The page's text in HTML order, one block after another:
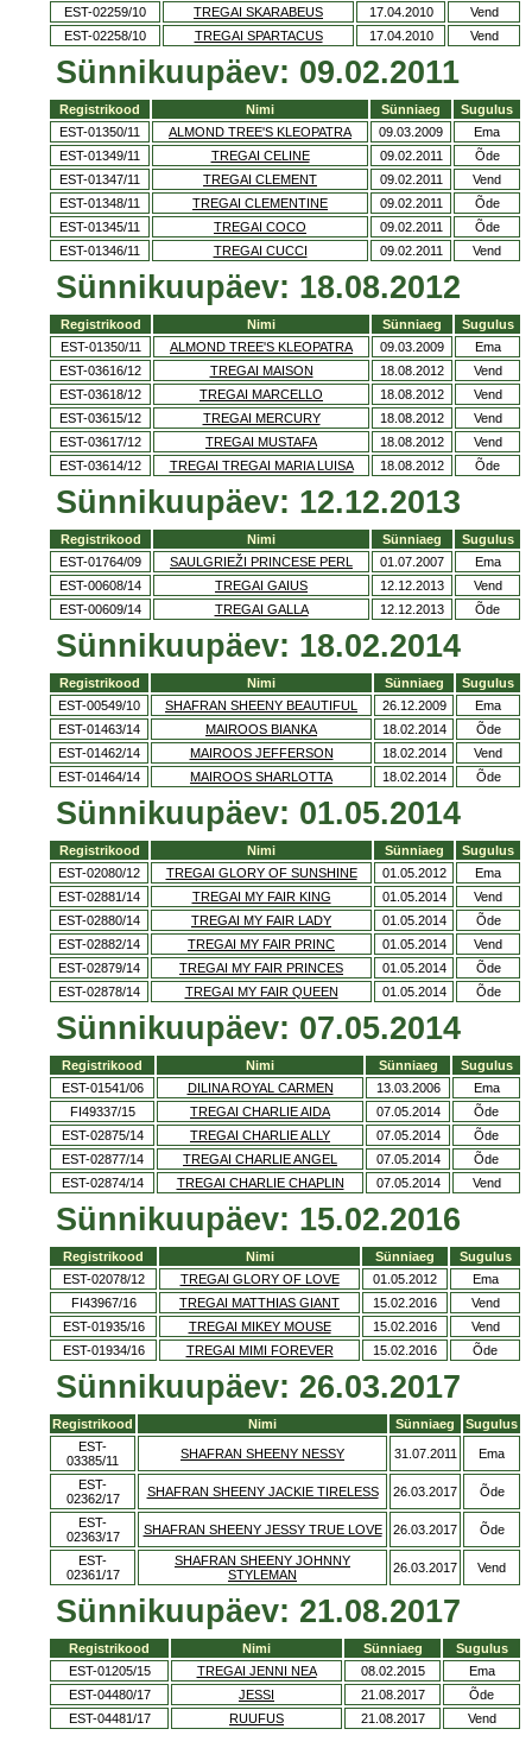
EST-02259/10
TREGAI SKARABEUS 17.04.2010
Vend
EST-02258/10
TREGAI SPARTACUS 17.04.2010 Vend
Sünnikuupäev: 09.02.2011
Registrikood Nimi Sünniaeg
Sugulus
EST-01350/11
ALMOND TREE'S KLEOPATRA 09.03.2009
Ema
EST-01349/11
TREGAI CELINE 09.02.2011
Õde
EST-01347/11
TREGAI CLEMENT 09.02.2011
Vend
EST-01348/11
TREGAI CLEMENTINE 09.02.2011
Õde
EST-01345/11
TREGAI COCO 09.02.2011
Õde
EST-01346/11
TREGAI CUCCI 09.02.2011 Vend
Sünnikuupäev: 18.08.2012
Registrikood Nimi Sünniaeg
Sugulus
EST-01350/11
ALMOND TREE'S KLEOPATRA 09.03.2009
Ema
EST-03616/12
TREGAI MAISON 18.08.2012
Vend
EST-03618/12
TREGAI MARCELLO 18.08.2012
Vend
EST-03615/12
TREGAI MERCURY 18.08.2012
Vend
EST-03617/12
TREGAI MUSTAFA 18.08.2012
Vend
EST-03614/12
TREGAI TREGAI MARIA LUISA 18.08.2012 Õde
Sünnikuupäev: 12.12.2013
Registrikood Nimi Sünniaeg
Sugulus
EST-01764/09
SAULGRIEŽI PRINCESE PERL 01.07.2007
Ema
EST-00608/14
TREGAI GAIUS 12.12.2013
Vend
EST-00609/14
TREGAI GALLA 12.12.2013 Õde
Sünnikuupäev: 18.02.2014
Registrikood Nimi Sünniaeg
Sugulus
EST-00549/10
SHAFRAN SHEENY BEAUTIFUL 26.12.2009
Ema
EST-01463/14
MAIROOS BIANKA 18.02.2014
Õde
EST-01462/14
MAIROOS JEFFERSON 18.02.2014
Vend
EST-01464/14
MAIROOS SHARLOTTA 18.02.2014 Õde
Sünnikuupäev: 01.05.2014
Registrikood Nimi Sünniaeg
Sugulus
EST-02080/12
TREGAI GLORY OF SUNSHINE 01.05.2012
Ema
EST-02881/14
TREGAI MY FAIR KING 01.05.2014
Vend
EST-02880/14
TREGAI MY FAIR LADY 01.05.2014
Õde
EST-02882/14
TREGAI MY FAIR PRINC 01.05.2014
Vend
EST-02879/14
TREGAI MY FAIR PRINCES 01.05.2014
Õde
EST-02878/14
TREGAI MY FAIR QUEEN 01.05.2014 Õde
Sünnikuupäev: 07.05.2014
Registrikood Nimi Sünniaeg
Sugulus
EST-01541/06
DILINA ROYAL CARMEN 13.03.2006
Ema
FI49337/15
TREGAI CHARLIE AIDA 07.05.2014
Õde
EST-02875/14
TREGAI CHARLIE ALLY 07.05.2014
Õde
EST-02877/14
TREGAI CHARLIE ANGEL 07.05.2014
Õde
EST-02874/14
TREGAI CHARLIE CHAPLIN 07.05.2014 Vend
Sünnikuupäev: 15.02.2016
Registrikood Nimi Sünniaeg
Sugulus
EST-02078/12
TREGAI GLORY OF LOVE 01.05.2012
Ema
FI43967/16
TREGAI MATTHIAS GIANT 15.02.2016
Vend
EST-01935/16
TREGAI MIKEY MOUSE 15.02.2016
Vend
EST-01934/16
TREGAI MIMI FOREVER 15.02.2016 Õde
Sünnikuupäev: 26.03.2017
Registrikood Nimi Sünniaeg
Sugulus
EST-
03385/11
SHAFRAN SHEENY NESSY 31.07.2011 Ema
EST-
02362/17
SHAFRAN SHEENY JACKIE TIRELESS 26.03.2017 Õde
EST-
02363/17
SHAFRAN SHEENY JESSY TRUE LOVE 26.03.2017 Õde
EST-
02361/17
SHAFRAN SHEENY JOHNNY
STYLEMAN
26.03.2017 Vend
Sünnikuupäev: 21.08.2017
Registrikood Nimi Sünniaeg
Sugulus
EST-01205/15
TREGAI JENNI NEA 08.02.2015
Ema
EST-04480/17
JESSI 21.08.2017
Õde
EST-04481/17
RUUFUS 21.08.2017 Vend